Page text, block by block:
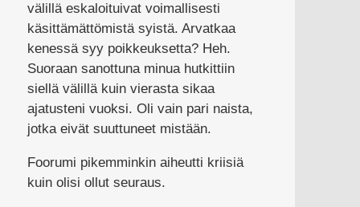
välillä eskaloituivat voimallisesti
käsittämättömistä syistä. Arvatkaa
kenessä syy poikkeuksetta? Heh.
Suoraan sanottuna minua hutkittiin
siellä välillä kuin vierasta sikaa
ajatusteni vuoksi. Oli vain pari naista,
jotka eivät suuttuneet mistään.
Foorumi pikemminkin aiheutti kriisiä
kuin olisi ollut seuraus.